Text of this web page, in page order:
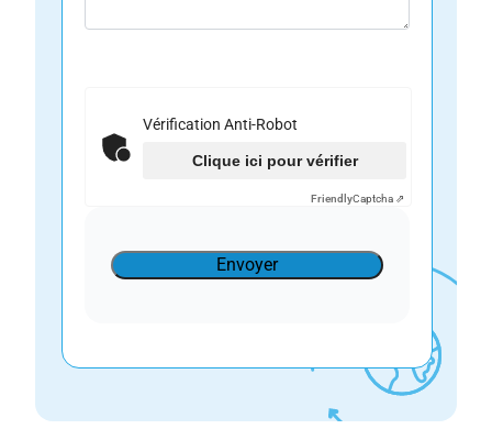
Vérification Anti-Robot
Clique ici pour vérifier
FriendlyCaptcha ⇗
Envoyer